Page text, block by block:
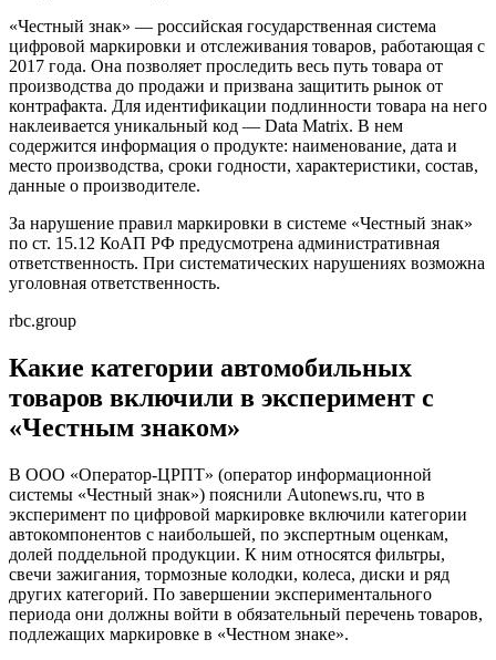
«Честный знак» — российская государственная система
цифровой маркировки и отслеживания товаров, работающая с
2017 года. Она позволяет проследить весь путь товара от
производства до продажи и призвана защитить рынок от
контрафакта. Для идентификации подлинности товара на него
наклеивается уникальный код — Data Matrix. В нем
содержится информация о продукте: наименование, дата и
место производства, сроки годности, характеристики, состав,
данные о производителе.
За нарушение правил маркировки в системе «Честный знак»
по ст. 15.12 КоАП РФ предусмотрена административная
ответственность. При систематических нарушениях возможна
уголовная ответственность.
rbc.group
Какие категории автомобильных
товаров включили в эксперимент с
«Честным знаком»
В ООО «Оператор-ЦРПТ» (оператор информационной
системы «Честный знак») пояснили Autonews.ru, что в
эксперимент по цифровой маркировке включили категории
автокомпонентов с наибольшей, по экспертным оценкам,
долей поддельной продукции. К ним относятся фильтры,
свечи зажигания, тормозные колодки, колеса, диски и ряд
других категорий. По завершении экспериментального
периода они должны войти в обязательный перечень товаров,
подлежащих маркировке в «Честном знаке».